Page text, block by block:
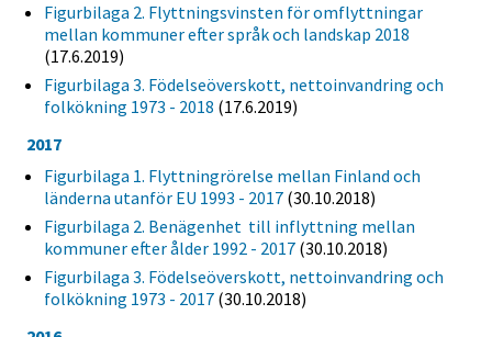
Figurbilaga 2. Flyttningsvinsten för omflyttningar
mellan kommuner efter språk och landskap 2018
(17.6.2019)
Figurbilaga 3. Födelseöverskott, nettoinvandring och
folkökning 1973 - 2018 (17.6.2019)
2017
Figurbilaga 1. Flyttningrörelse mellan Finland och
länderna utanför EU 1993 - 2017 (30.10.2018)
Figurbilaga 2. Benägenhet till inflyttning mellan
kommuner efter ålder 1992 - 2017 (30.10.2018)
Figurbilaga 3. Födelseöverskott, nettoinvandring och
folkökning 1973 - 2017 (30.10.2018)